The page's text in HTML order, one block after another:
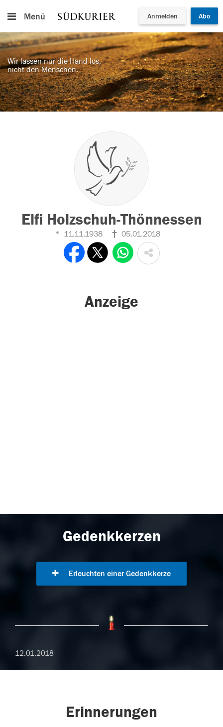
Menü Anmelden Abo
Wir lassen nur die Hand los,
nicht den Menschen.
Elfi Holzschuh-Thönnessen
11.11.1938 05.01.2018
Anzeige
Gedenkkerzen
Erleuchten einer Gedenkkerze
12.01.2018
Erinnerungen